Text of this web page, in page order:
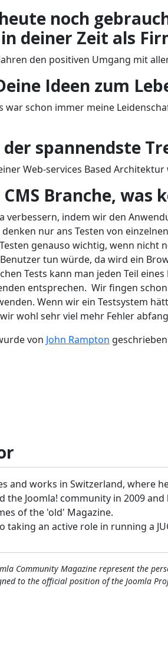
noch
deiner Zeit als
den positiven Umgang mit
Ideen zum
war schon immer meine
spannendste
Web-services Based
Branche, was
verbessern, indem wir den
nur ans Testen von
genauso wichtig, wenn nicht
tun würde, da wird ein
Tests kann man jeden Teil
entsprechen. Wir fingen
Wenn wir ein Testsystem
wohl sehr viel mehr Fehler
von John Rampton
Extension? Part 1: Selection Steps
and works in Switzerland, where
the Joomla! community in 2009
of the 'old' Magazine.
taking an active role in running a
Community Magazine represent the
to the official position of the Joomla